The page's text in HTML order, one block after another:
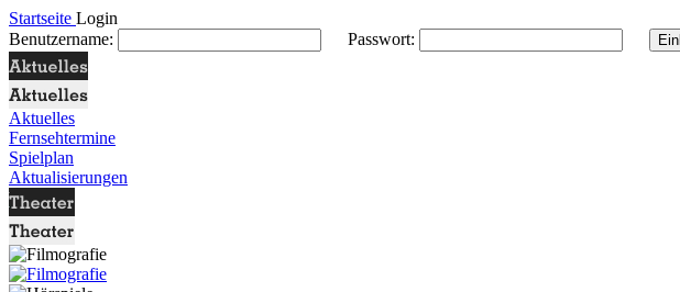
Startseite Login
Benutzername:
Passwort:
Aktuelles
Fernsehtermine
Spielplan
Aktualisierungen